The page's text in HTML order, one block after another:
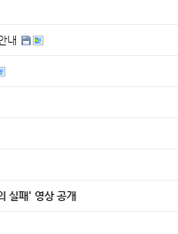
내
실패' 영상 공개